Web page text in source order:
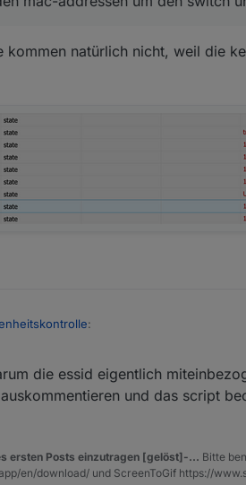
siehst - das dlog in dieser zeile muss
natürlich nicht, weil die
:
den mac-addressen um den switch und
kommen natürlich nicht, weil die keine
die essid eigentlich
und das script
ersten Posts einzutragen [gelöst]-... Bitte
en/download/ und ScreenToGif https://